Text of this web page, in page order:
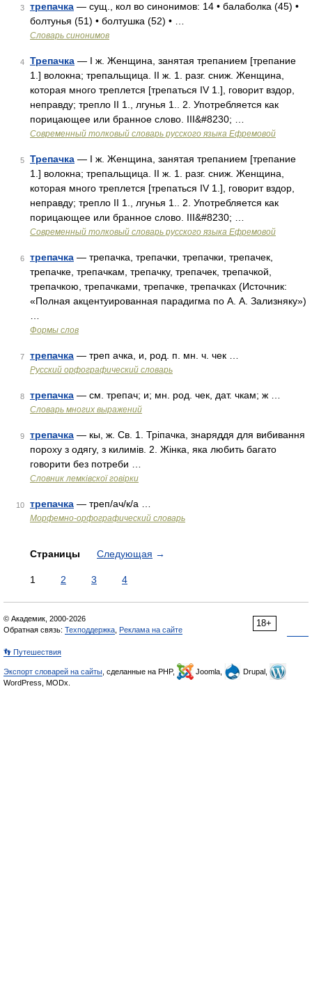
3 трепачка — сущ., кол во синонимов: 14 • балаболка (45) •
болтунья (51) • болтушка (52) • …
Словарь синонимов
4 Трепачка — I ж. Женщина, занятая трепанием [трепание
1.] волокна; трепальщица. II ж. 1. разг. сниж. Женщина,
которая много треплется [трепаться IV 1.], говорит вздор,
неправду; трепло II 1., лгунья 1.. 2. Употребляется как
порицающее или бранное слово. III&#8230; …
Современный толковый словарь русского языка Ефремовой
5 Трепачка — I ж. Женщина, занятая трепанием [трепание
1.] волокна; трепальщица. II ж. 1. разг. сниж. Женщина,
которая много треплется [трепаться IV 1.], говорит вздор,
неправду; трепло II 1., лгунья 1.. 2. Употребляется как
порицающее или бранное слово. III&#8230; …
Современный толковый словарь русского языка Ефремовой
6 трепачка — трепачка, трепачки, трепачки, трепачек,
трепачке, трепачкам, трепачку, трепачек, трепачкой,
трепачкою, трепачками, трепачке, трепачках (Источник:
«Полная акцентуированная парадигма по А. А. Зализняку»)
Формы слов
7 трепачка — треп ачка, и, род. п. мн. ч. чек …
Русский орфографический словарь
8 трепачка — см. трепач; и; мн. род. чек, дат. чкам; ж …
Словарь многих выражений
9 трепачка — кы, ж. Св. 1. Тріпачка, знаряддя для вибивання
пороху з одягу, з килимів. 2. Жінка, яка любить багато
говорити без потреби …
Словник лемківскої говірки
10 трепачка — треп/ач/к/а …
Морфемно-орфографический словарь
Страницы Следующая →
1 2 3 4
18+
© Академик, 2000-2026
Обратная связь: Техподдержка Реклама на сайте
👣 Путешествия
Экспорт словарей на сайты , сделанные на PHP, Joomla,
Drupal,
WordPress, MODx.